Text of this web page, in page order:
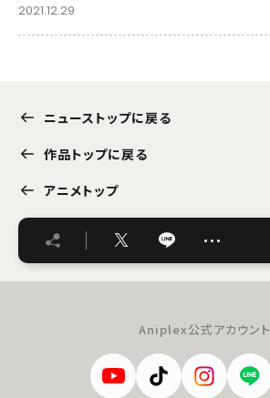
2021.12.29
ニューストップに戻る
作品トップに戻る
アニメトップ
…
Aniplex公式アカウント